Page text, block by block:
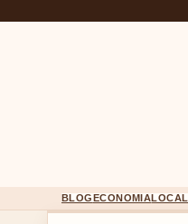
BLOGECONOMIA